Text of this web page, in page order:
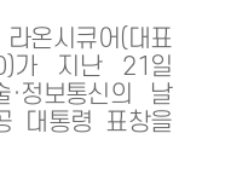
온시큐어(대표
가 지난 21일
·정보통신의 날
대통령 표창을